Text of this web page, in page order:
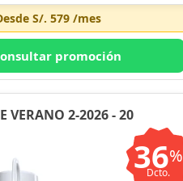
S/. 579/mes
promoción
VERANO 2-2026 - 20
36%
Dcto.